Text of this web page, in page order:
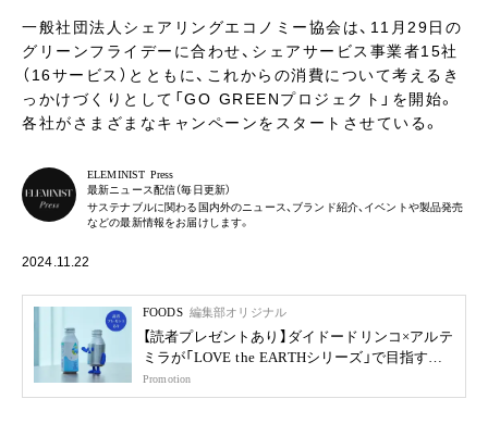
一般社団法人シェアリングエコノミー協会は、11月29日の
グリーンフライデーに合わせ、シェアサービス事業者15社
（16サービス）とともに、これからの消費について考えるき
っかけづくりとして「GO GREENプロジェクト」を開始。
各社がさまざまなキャンペーンをスタートさせている。
ELEMINIST Press
最新ニュース配信（毎日更新）
サステナブルに関わる国内外のニュース、ブランド紹介、イベントや製品発売
などの最新情報をお届けします。
2024.11.22
FOODS 編集部オリジナル
【読者プレゼントあり】ダイドードリンコ×アルテ
ミラが「LOVE the EARTHシリーズ」で目指す未
来
Promotion